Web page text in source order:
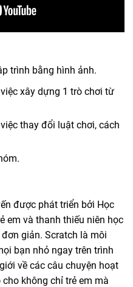
trình bằng hình ảnh.
xây dựng 1 trò chơi từ
thay đổi luật chơi, cách
được phát triển bởi Học
em và thanh thiếu niên học
giản. Scratch là môi
bạn nhỏ ngay trên trình
về các câu chuyện hoạt
không chỉ trẻ em mà